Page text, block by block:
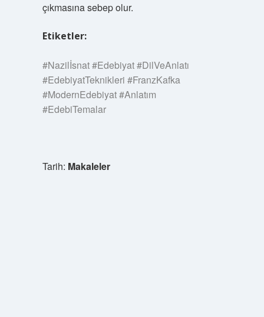
çıkmasına sebep olur.
Etiketler:
#Nazilİsnat #Edebiyat #DilVeAnlatı
#EdebiyatTeknikleri #FranzKafka
#ModernEdebiyat #Anlatım
#EdebiTemalar
Tarih: Makaleler